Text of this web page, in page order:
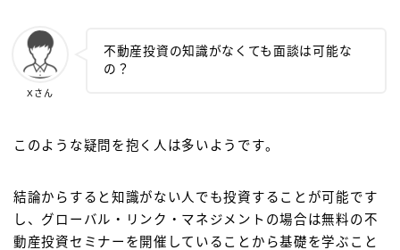
Xさん
不動産投資の知識がなくても面談は可能な
の？
このような疑問を抱く人は多いようです。
結論からすると知識がない人でも投資することが可能です
し、グローバル・リンク・マネジメントの場合は無料の不
動産投資セミナーを開催していることから基礎を学ぶこと